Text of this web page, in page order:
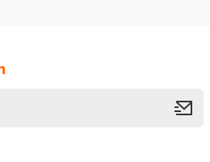
veya görüntülenemiyor.